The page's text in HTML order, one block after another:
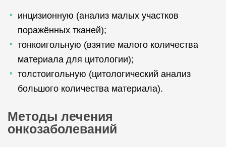
инцизионную (анализ малых участков
поражённых тканей);
тонкоигольную (взятие малого количества
материала для цитологии);
толстоигольную (цитологический анализ
большого количества материала).
Методы лечения
онкозаболеваний